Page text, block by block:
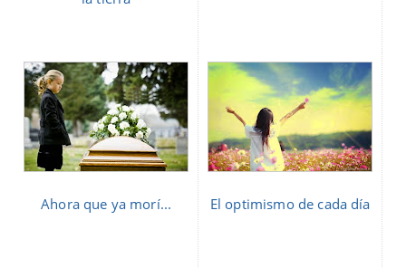
Ahora que ya morí... El optimismo de cada día